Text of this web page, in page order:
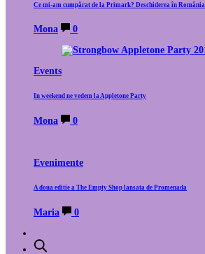
Ce mi-am cumpărat de la Primark? Deschiderea în România
Mona 0
Events
In weekend ne vedem la Appletone Party
Mona 0
Evenimente
A doua editie a The Empty Shop lansata de Promenada
Maria 0